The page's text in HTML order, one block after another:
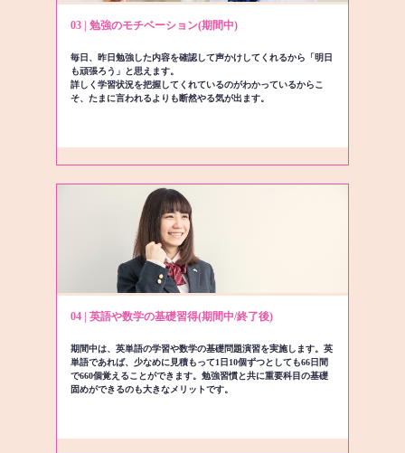
03 | 勉強のモチベーション(期間中)
毎日、昨日勉強した内容を確認して声かけしてくれるから「明日
も頑張ろう」と思えます。
詳しく学習状況を把握してくれているのがわかっているからこ
そ、たまに言われるよりも断然やる気が出ます。
04 | 英語や数学の基礎習得(期間中/終了後)
期間中は、英単語の学習や数学の基礎問題演習を実施します。英
単語であれば、少なめに見積もって1日10個ずつとしても66日間
で660個覚えることができます。勉強習慣と共に重要科目の基礎
固めができるのも大きなメリットです。